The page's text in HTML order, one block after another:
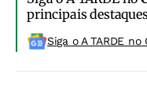
principais
Siga o A TARDE